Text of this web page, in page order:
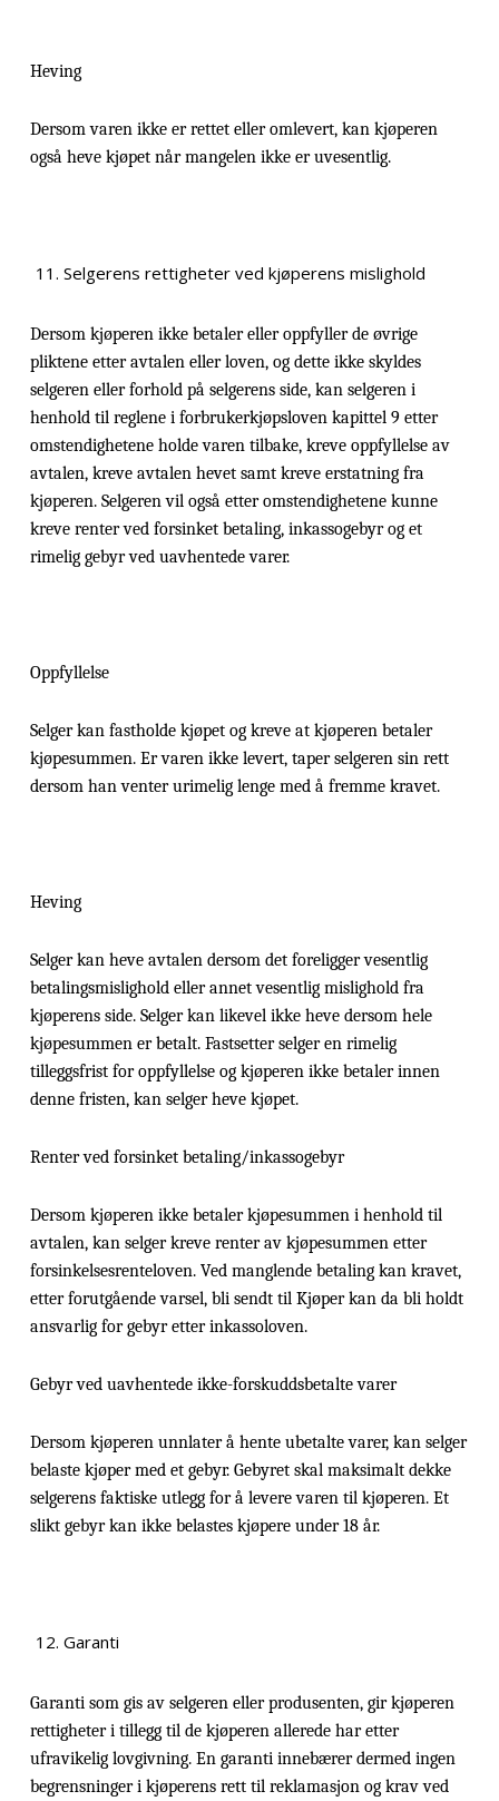
Heving
Dersom varen ikke er rettet eller omlevert, kan kjøperen
også heve kjøpet når mangelen ikke er uvesentlig.
Selgerens rettigheter ved kjøperens mislighold
Dersom kjøperen ikke betaler eller oppfyller de øvrige
pliktene etter avtalen eller loven, og dette ikke skyldes
selgeren eller forhold på selgerens side, kan selgeren i
henhold til reglene i forbrukerkjøpsloven kapittel 9 etter
omstendighetene holde varen tilbake, kreve oppfyllelse av
avtalen, kreve avtalen hevet samt kreve erstatning fra
kjøperen. Selgeren vil også etter omstendighetene kunne
kreve renter ved forsinket betaling, inkassogebyr og et
rimelig gebyr ved uavhentede varer.
Oppfyllelse
Selger kan fastholde kjøpet og kreve at kjøperen betaler
kjøpesummen. Er varen ikke levert, taper selgeren sin rett
dersom han venter urimelig lenge med å fremme kravet.
Heving
Selger kan heve avtalen dersom det foreligger vesentlig
betalingsmislighold eller annet vesentlig mislighold fra
kjøperens side. Selger kan likevel ikke heve dersom hele
kjøpesummen er betalt. Fastsetter selger en rimelig
tilleggsfrist for oppfyllelse og kjøperen ikke betaler innen
denne fristen, kan selger heve kjøpet.
Renter ved forsinket betaling/inkassogebyr
Dersom kjøperen ikke betaler kjøpesummen i henhold til
avtalen, kan selger kreve renter av kjøpesummen etter
forsinkelsesrenteloven. Ved manglende betaling kan kravet,
etter forutgående varsel, bli sendt til Kjøper kan da bli holdt
ansvarlig for gebyr etter inkassoloven.
Gebyr ved uavhentede ikke-forskuddsbetalte varer
Dersom kjøperen unnlater å hente ubetalte varer, kan selger
belaste kjøper med et gebyr. Gebyret skal maksimalt dekke
selgerens faktiske utlegg for å levere varen til kjøperen. Et
slikt gebyr kan ikke belastes kjøpere under 18 år.
Garanti
Garanti som gis av selgeren eller produsenten, gir kjøperen
rettigheter i tillegg til de kjøperen allerede har etter
ufravikelig lovgivning. En garanti innebærer dermed ingen
begrensninger i kjøperens rett til reklamasjon og krav ved